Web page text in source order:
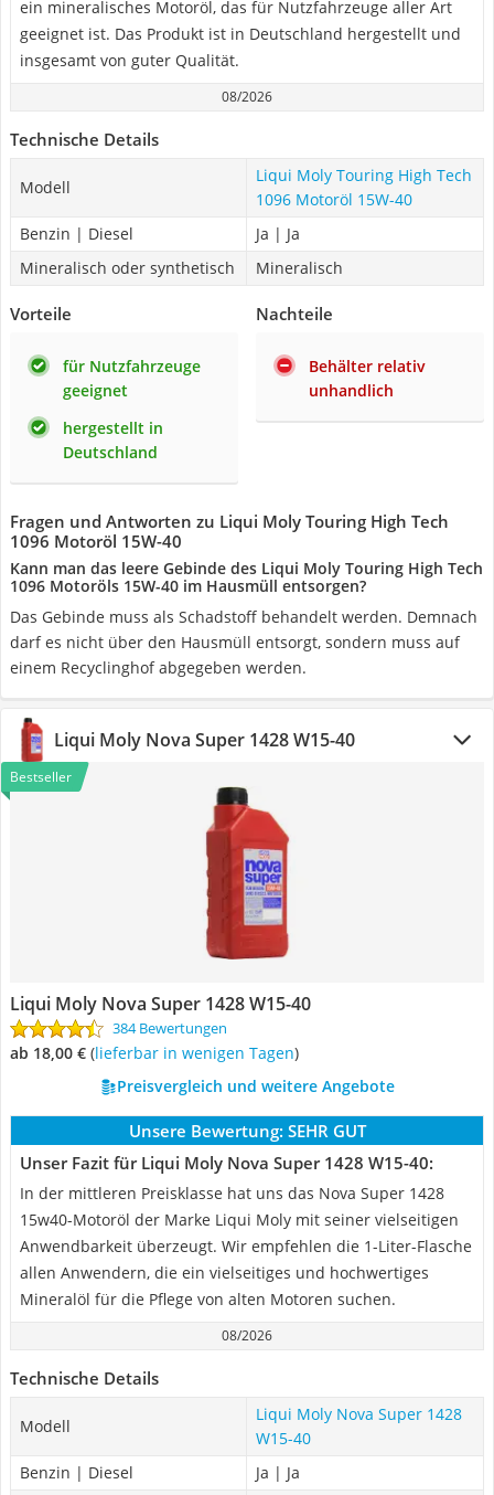
ein mineralisches Motoröl, das für Nutzfahrzeuge aller Art
geeignet ist. Das Produkt ist in Deutschland hergestellt und
insgesamt von guter Qualität.
08/2026
Technische Details
Modell
Liqui Moly Touring High Tech
1096 Motoröl 15W-40
Benzin | Diesel
Ja | Ja
Mineralisch oder synthetisch
Mineralisch
Vorteile
für Nutzfahrzeuge
geeignet
hergestellt in
Deutschland
Nachteile
Behälter relativ
unhandlich
Fragen und Antworten zu Liqui Moly Touring High Tech
1096 Motoröl 15W-40
Kann man das leere Gebinde des Liqui Moly Touring High Tech
1096 Motoröls 15W-40 im Hausmüll entsorgen?
Das Gebinde muss als Schadstoff behandelt werden. Demnach
darf es nicht über den Hausmüll entsorgt, sondern muss auf
einem Recyclinghof abgegeben werden.
Liqui Moly Nova Super 1428 W15-40
Bestseller
Liqui Moly Nova Super 1428 W15-40
384 Bewertungen
ab 18,00 € ( Lieferbar in wenigen Tagen)
Preisvergleich und weitere Angebote
Unsere Bewertung: SEHR GUT
Unser Fazit für Liqui Moly Nova Super 1428 W15-40:
In der mittleren Preisklasse hat uns das Nova Super 1428
15w40-Motoröl der Marke Liqui Moly mit seiner vielseitigen
Anwendbarkeit überzeugt. Wir empfehlen die 1-Liter-Flasche
allen Anwendern, die ein vielseitiges und hochwertiges
Mineralöl für die Pflege von alten Motoren suchen.
08/2026
Technische Details
Modell
Liqui Moly Nova Super 1428
W15-40
Benzin | Diesel
Ja | Ja